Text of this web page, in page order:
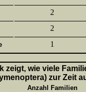
2
2
1
zeigt, wie viele
zur Zeit
Anzahl Familien